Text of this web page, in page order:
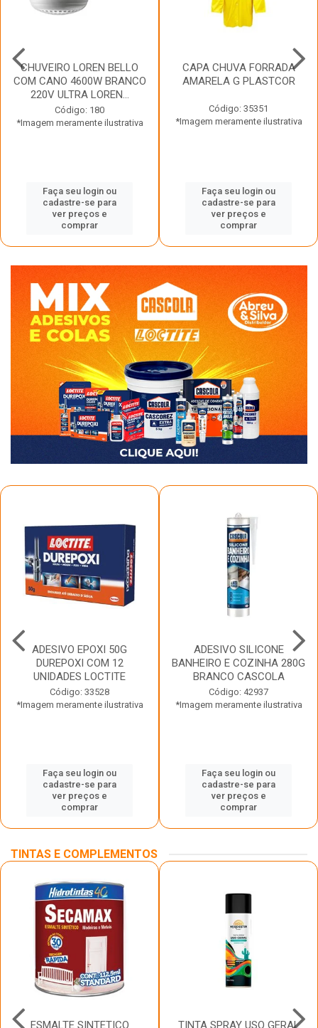
CHUVEIRO LOREN BELLO
COM CANO 4600W BRANCO
220V ULTRA LOREN...
Código: 180
*Imagem meramente ilustrativa
Faça seu login ou
cadastre-se para
ver preços e
comprar
CAPA CHUVA FORRADA
AMARELA G PLASTCOR
Código: 35351
*Imagem meramente ilustrativa
Faça seu login ou
cadastre-se para
ver preços e
comprar
ADESIVO EPOXI 50G
DUREPOXI COM 12
UNIDADES LOCTITE
Código: 33528
*Imagem meramente ilustrativa
Faça seu login ou
cadastre-se para
ver preços e
comprar
ADESIVO SILICONE
BANHEIRO E COZINHA 280G
BRANCO CASCOLA
Código: 42937
*Imagem meramente ilustrativa
Faça seu login ou
cadastre-se para
ver preços e
comprar
TINTAS E COMPLEMENTOS
ESMALTE SINTETICO TINTA SPRAY USO GERAL